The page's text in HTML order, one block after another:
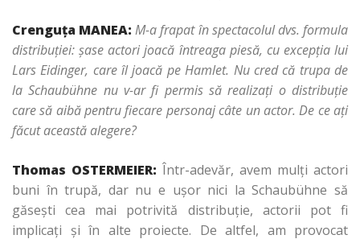
Crenguţa MANEA: M-a frapat în spectacolul dvs. formula
distribuţiei: şase actori joacă întreaga piesă, cu excepţia lui
Lars Eidinger, care îl joacă pe Hamlet. Nu cred că trupa de
la Schaubühne nu v-ar fi permis să realizaţi o distribuţie
care să aibă pentru fiecare personaj câte un actor. De ce aţi
făcut această alegere?
Thomas OSTERMEIER: Într-adevăr, avem mulţi actori
buni în trupă, dar nu e uşor nici la Schaubühne să
găseşti cea mai potrivită distribuţie, actorii pot fi
implicaţi şi în alte proiecte. De altfel, am provocat